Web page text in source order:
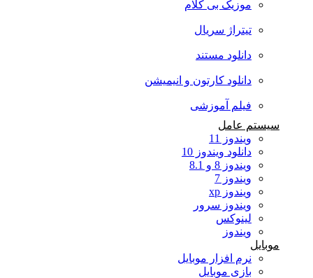
موزیک بی کلام
تیتراژ سریال
دانلود مستند
دانلود کارتون و انیمیشن
فیلم آموزشی
سیستم عامل
ویندوز 11
دانلود ویندوز 10
ویندوز 8 و 8.1
ویندوز 7
ویندوز xp
ویندوز سرور
لینوکس
ویندوز
موبایل
نرم افزار موبایل
بازی موبایل